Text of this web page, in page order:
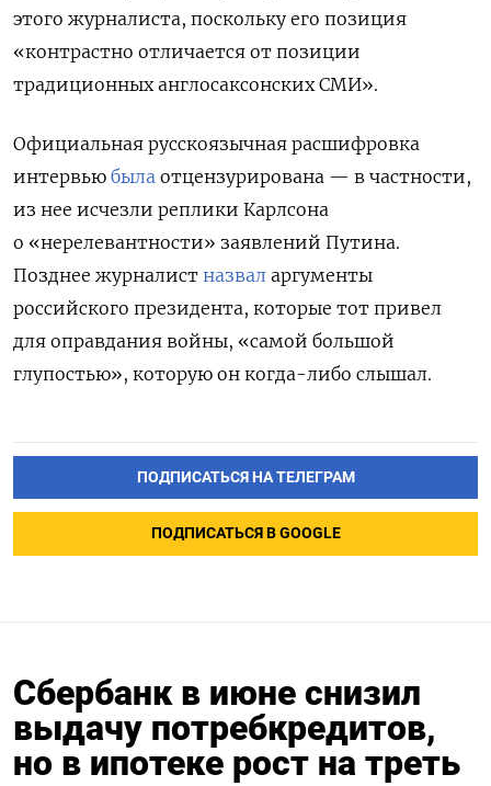
этого журналиста, поскольку его позиция
«контрастно отличается от позиции
традиционных англосаксонских СМИ».
Официальная русскоязычная расшифровка
интервью была отцензурирована — в частности,
из нее исчезли реплики Карлсона
о «нерелевантности» заявлений Путина.
Позднее журналист назвал аргументы
российского президента, которые тот привел
для оправдания войны, «самой большой
глупостью», которую он когда-либо слышал.
ПОДПИСАТЬСЯ НА ТЕЛЕГРАМ
ПОДПИСАТЬСЯ В GOOGLE
Сбербанк в июне снизил
выдачу потребкредитов,
но в ипотеке рост на треть